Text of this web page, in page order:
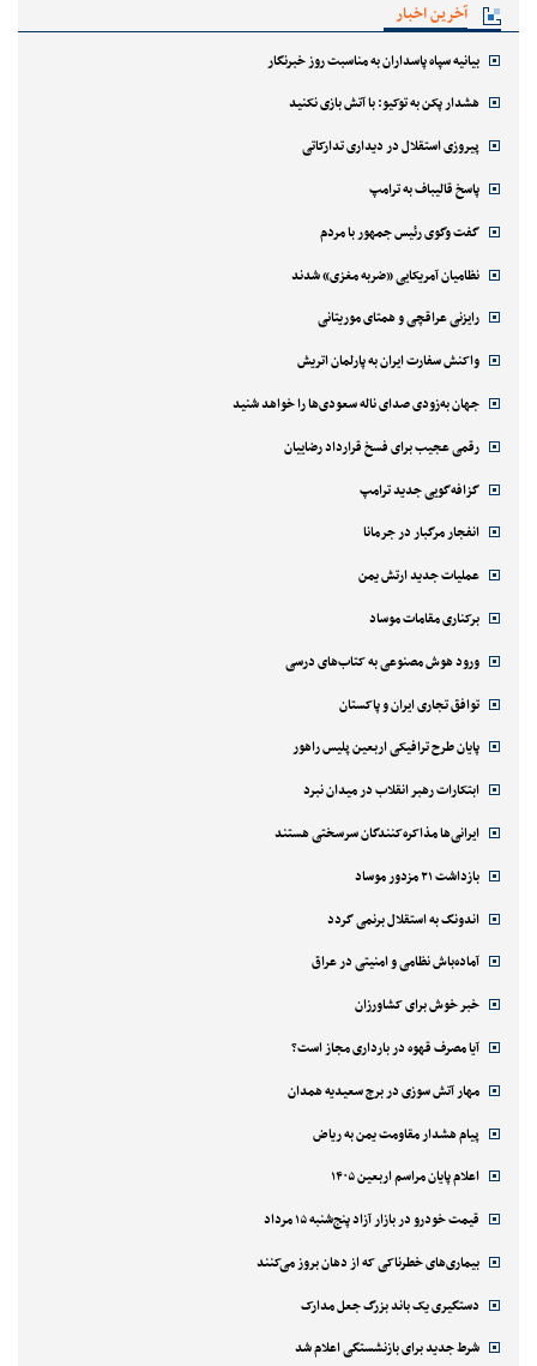
آخرین اخبار
بیانیه سپاه پاسداران به مناسبت روز خبرنگار
هشدار پکن به توکیو: با آتش بازی نکنید
پیروزی استقلال در دیداری تدارکاتی
پاسخ قالیباف به ترامپ
گفت وگوی رئیس جمهور با مردم
نظامیان آمریکایی «ضربه مغزی» شدند
رایزنی عراقچی و همتای موریتانی
واکنش سفارت ایران به پارلمان اتریش
جهان به‌زودی صدای ناله سعودی‌ها را خواهد شنید
رقمی عجیب برای فسخ قرارداد رضاییان
گزافه‌گویی جدید ترامپ
انفجار مرگبار در جرمانا
عملیات جدید ارتش یمن
برکناری مقامات موساد
ورود هوش مصنوعی به کتاب‌های درسی
توافق تجاری ایران و پاکستان
پایان طرح ترافیکی اربعین پلیس راهور
ابتکارات رهبر انقلاب در میدان نبرد
ایرانی‌ها مذاکره‌کنندگان سرسختی هستند
بازداشت ۲۱ مزدور موساد
اندونگ به استقلال برنمی گردد
آماده‌باش نظامی و امنیتی در عراق
خبر خوش برای کشاورزان
آیا مصرف قهوه در بارداری مجاز است؟
مهار آتش سوزی در برج سعیدیه همدان
پیام هشدار مقاومت یمن به ریاض
اعلام پایان مراسم اربعین ۱۴۰۵
قیمت خودرو در بازار آزاد پنج‌شنبه ۱۵ مرداد
بیماری‌های خطرناکی که از دهان بروز می‌کنند
دستگیری یک باند بزرگ جعل مدارک
شرط جدید برای بازنشستگی اعلام شد